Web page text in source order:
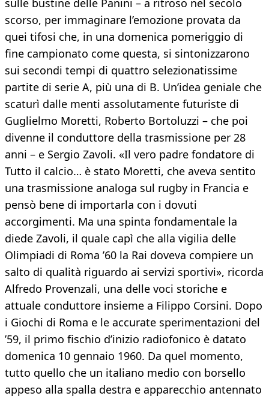
sulle bustine delle Panini – a ritroso nel secolo
scorso, per immaginare l’emozione provata da
quei tifosi che, in una domenica pomeriggio di
fine campionato come questa, si sintonizzarono
sui secondi tempi di quattro selezionatissime
partite di serie A, più una di B. Un’idea geniale che
scaturì dalle menti assolutamente futuriste di
Guglielmo Moretti, Roberto Bortoluzzi – che poi
divenne il conduttore della trasmissione per 28
anni – e Sergio Zavoli. «Il vero padre fondatore di
Tutto il calcio… è stato Moretti, che aveva sentito
una trasmissione analoga sul rugby in Francia e
pensò bene di importarla con i dovuti
accorgimenti. Ma una spinta fondamentale la
diede Zavoli, il quale capì che alla vigilia delle
Olimpiadi di Roma ’60 la Rai doveva compiere un
salto di qualità riguardo ai servizi sportivi», ricorda
Alfredo Provenzali, una delle voci storiche e
attuale conduttore insieme a Filippo Corsini. Dopo
i Giochi di Roma e le accurate sperimentazioni del
’59, il primo fischio d’inizio radiofonico è datato
domenica 10 gennaio 1960. Da quel momento,
tutto quello che un italiano medio con borsello
appeso alla spalla destra e apparecchio antennato